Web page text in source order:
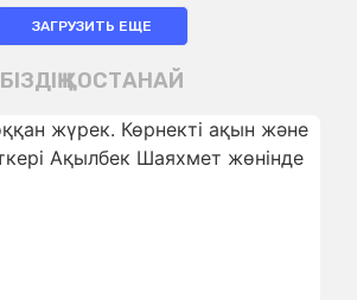
ЗАГРУЗИТЬ ЕЩЕ
БІЗДІҢ ҚОСТАНАЙ